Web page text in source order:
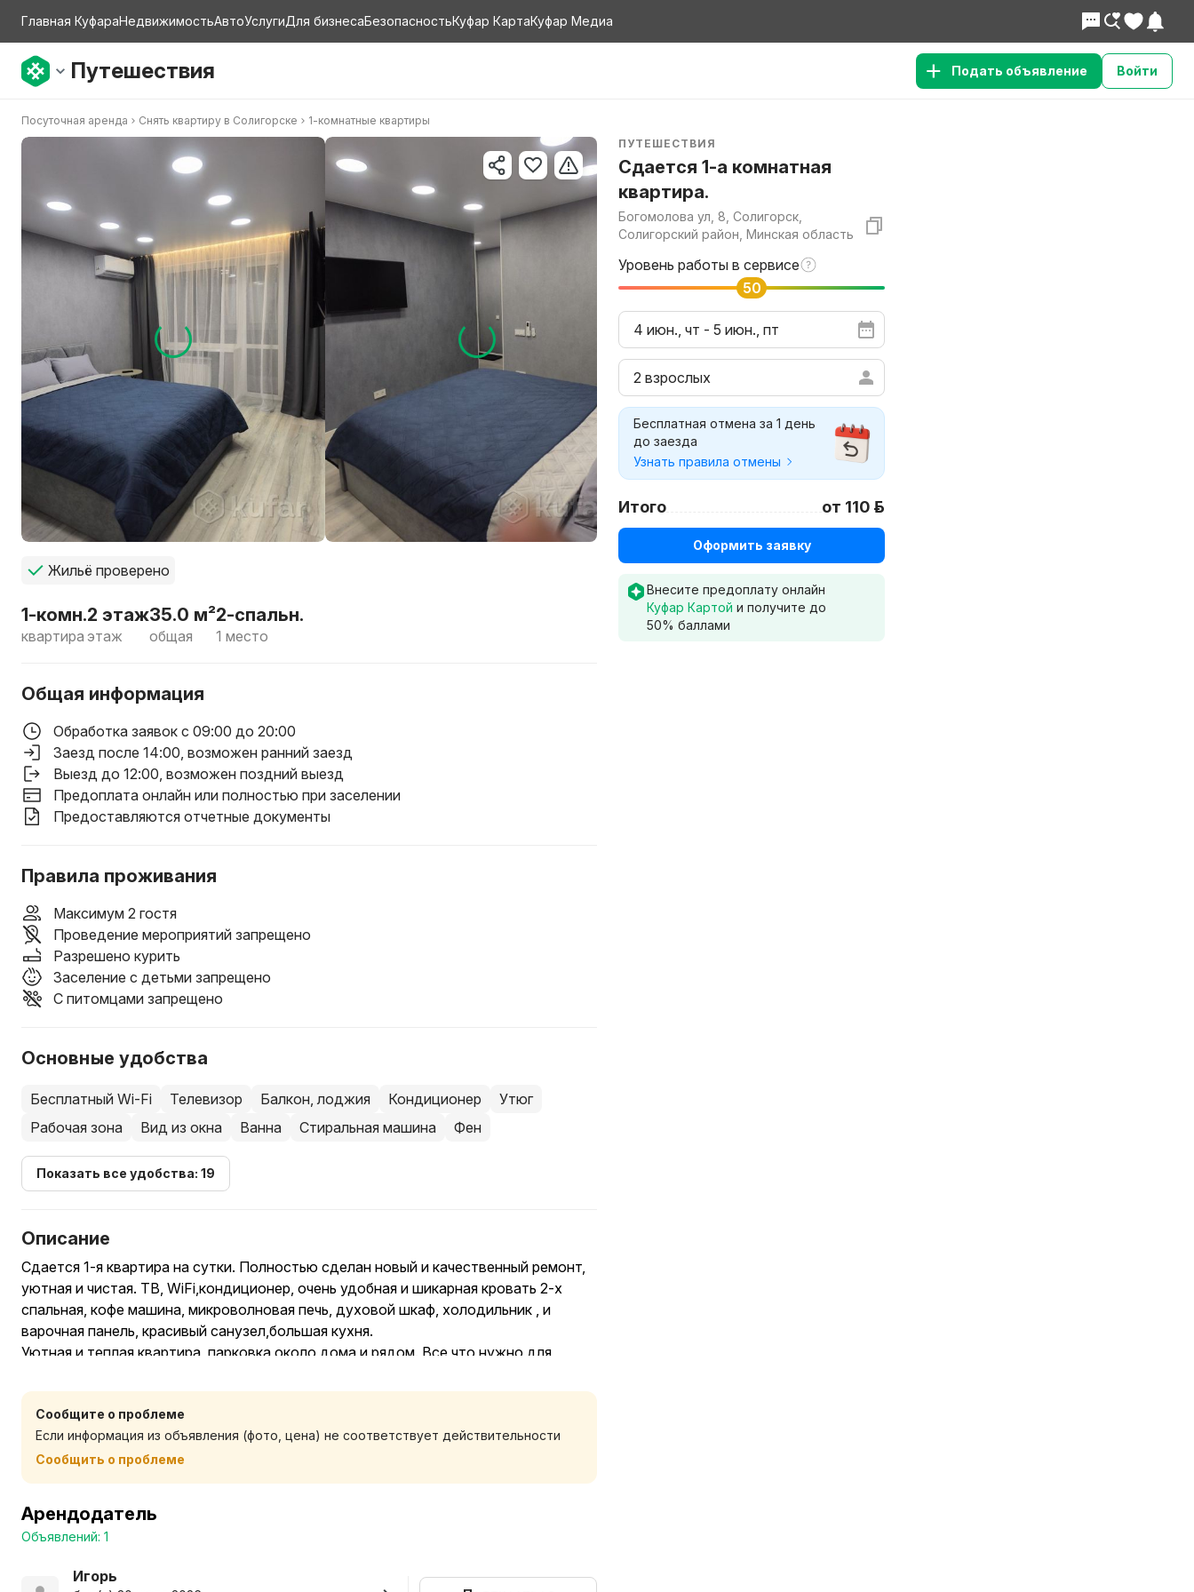
Главная КуфараНедвижимостьАвтоУслугиДля бизнесаБезопасностьКуфар КартаКуфар Медиа
Путешествия Подать объявление Войти
Посуточная аренда Снять квартиру в Солигорске 1-комнатные квартиры
Жильё проверено
1-комн.
квартира
2 этаж
этаж
35.0 м²
общая
2-спальн.
1 место
Общая информация
Обработка заявок с 09:00 до 20:00
Заезд после 14:00, возможен ранний заезд
Выезд до 12:00, возможен поздний выезд
Предоплата онлайн или полностью при заселении
Предоставляются отчетные документы
Правила проживания
Максимум 2 гостя
Проведение мероприятий запрещено
Разрешено курить
Заселение с детьми запрещено
С питомцами запрещено
Основные удобства
Бесплатный Wi-Fi Телевизор Балкон, лоджия Кондиционер
Утюг
Рабочая зона
Вид из окна Ванна Стиральная машина Фен
Показать все удобства: 19
Описание
Сдается 1-я квартира на сутки. Полностью сделан новый и качественный ремонт,
уютная и чистая. ТВ, WiFi,кондиционер, очень удобная и шикарная кровать 2-х
спальная, кофе машина, микроволновая печь, духовой шкаф, холодильник , и
варочная панель, красивый санузел,большая кухня.
Уютная и теплая квартира, парковка около дома и рядом. Все что нужно для
как физ лицам, так и организациям.
Сообщите о проблеме
Если информация из объявления (фото, цена) не соответствует действительности
Сообщить о проблеме
Арендодатель
Объявлений: 1
Игорь
ПУТЕШЕСТВИЯ
Сдается 1-а комнатная
квартира.
Богомолова ул, 8, Солигорск,
Солигорский район, Минская область
Уровень работы в сервисе
50
4 июн., чт - 5 июн., пт
2 взрослых
Бесплатная отмена за 1 день
до заезда
Узнать правила отмены
Итого от 110 р.
Оформить заявку
Внесите предоплату онлайн
Куфар Картой и получите до
50% баллами